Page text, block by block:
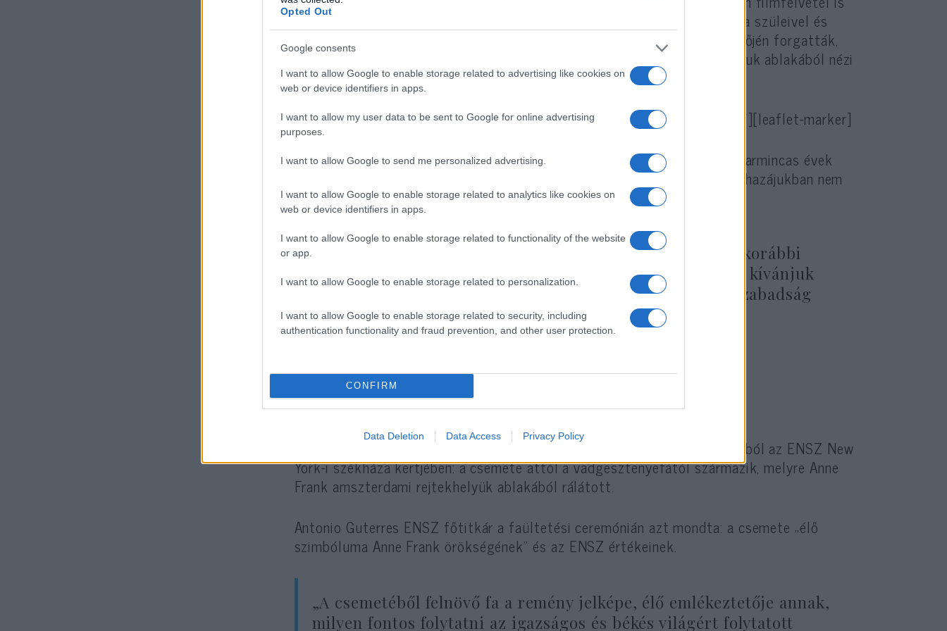
Opted Out
Google consents
I want to allow Google to enable storage related to advertising like cookies on
web or device identifiers in apps.
I want to allow my user data to be sent to Google for online advertising
purposes.
I want to allow Google to send me personalized advertising.
I want to allow Google to enable storage related to analytics like cookies on
web or device identifiers in apps.
I want to allow Google to enable storage related to functionality of the website
or app.
I want to allow Google to enable storage related to personalization.
I want to allow Google to enable storage related to security, including
authentication functionality and fraud prevention, and other user protection.
CONFIRM
Data Deletion Data Access Privacy Policy
látható, melyen Anne alakja megjelenik, valamint az egyetlen fotó, mely a szüleivel és
nővérével együtt készült róla. A filmfelvételt az egyik szomszéd esküvőjén forgatták,
ennek a néhány másodperces részletén bukkan fel Anne, amint a nappalijuk ablakából nézi
a vendégsereget.
[leaflet-map fit_markers=”false” address=”Merwedeplein 37″ zoom=”15″][leaflet-marker]
A Frank család lakóházát 2004-ben restaurálták, és visszaállították a harmincas évek
állapotába. A házban 2005 óta olyan írókat szállásolnak el, akik a saját hazájukban nem
írhatnak szabadon.
„Meggyőződésünk, hogy ez a legjobb módja Anne Frank korábbi
otthonának hasznosítására, és ezt a továbbiakban is fenn kívánjuk
tartani. Ezen a helyen a szabadság, tolerancia és szólásszabadság
friss lélegzethez jut”
— mondta Ronald Leopold, az Anne Frank House igazgatója.
Az ENSZ is megemlékezett a nevezetes évfordulóról
Különleges gesztenyefát ültettek Anne Frank 90. születésnapja alkalmából az ENSZ New
York-i székháza kertjében: a csemete attól a vadgesztenyefától származik, melyre Anne
Frank amszterdami rejtekhelyük ablakából rálátott.
Antonio Guterres ENSZ főtitkár a faültetési ceremónián azt mondta: a csemete „élő
szimbóluma Anne Frank örökségének” és az ENSZ értékeinek.
„A csemetéből felnövő fa a remény jelképe, élő emlékeztetője annak,
milyen fontos folytatni az igazságos és békés világért folytatott